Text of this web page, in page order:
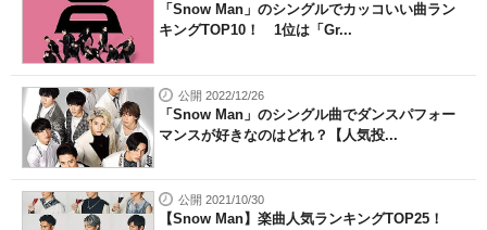
「Snow Man」のシングルでカッコいい曲ラン
キングTOP10！ 1位は「Gr...
公開 2022/12/26
「Snow Man」のシングル曲でダンスパフォー
マンスが好きなのはどれ？【人気投...
公開 2021/10/30
【Snow Man】楽曲人気ランキングTOP25！